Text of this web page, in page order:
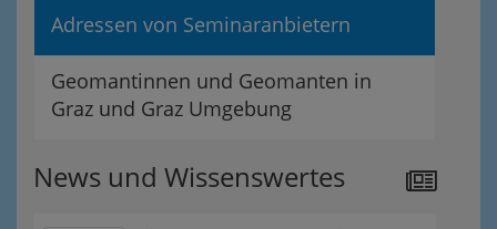
Adressen von Seminaranbietern
Geomantinnen und Geomanten in
Graz und Graz Umgebung
News und Wissenswertes